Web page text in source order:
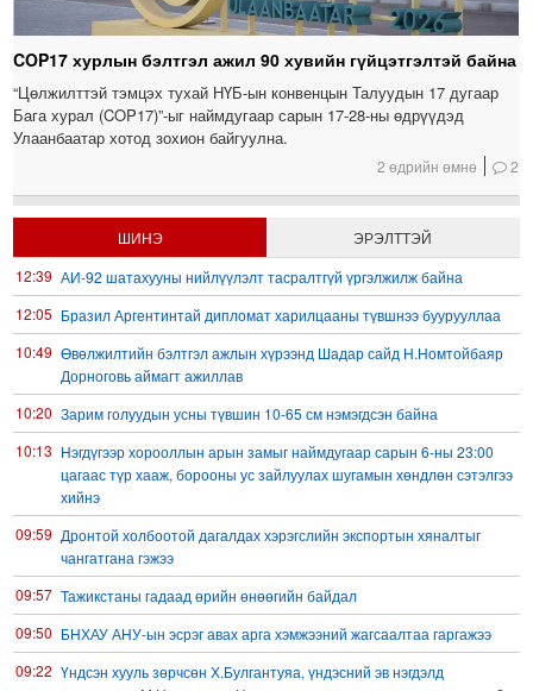
COP17 хурлын бэлтгэл ажил 90 хувийн гүйцэтгэлтэй байна
“Цөлжилттэй тэмцэх тухай НҮБ-ын конвенцын Талуудын 17 дугаар
Бага хурал (COP17)”-ыг наймдугаар сарын 17-28-ны өдрүүдэд
Улаанбаатар хотод зохион байгуулна.
2 өдрийн өмнө 2
ШИНЭ
ЭРЭЛТТЭЙ
12:39 АИ-92 шатахууны нийлүүлэлт тасралтгүй үргэлжилж байна
12:05 Бразил Аргентинтай дипломат харилцааны түвшнээ буурууллаа
10:49 Өвөлжилтийн бэлтгэл ажлын хүрээнд Шадар сайд Н.Номтойбаяр
Дорноговь аймагт ажиллав
10:20 Зарим голуудын усны түвшин 10-65 см нэмэгдсэн байна
10:13 Нэгдүгээр хорооллын арын замыг наймдугаар сарын 6-ны 23:00
цагаас түр хааж, борооны ус зайлуулах шугамын хөндлөн сэтэлгээ
хийнэ
09:59 Дронтой холбоотой дагалдах хэрэгслийн экспортын хяналтыг
чангатгана гэжээ
09:57 Тажикстаны гадаад өрийн өнөөгийн байдал
09:50 БНХАУ АНУ-ын эсрэг авах арга хэмжээний жагсаалтаа гаргажээ
09:22 Үндсэн хууль зөрчсөн Х.Булгантуяа, үндэсний эв нэгдэлд